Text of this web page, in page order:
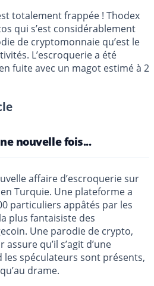
totalement frappée ! Thodex
qui s’est considérablement
de cryptomonnaie qu’est le
L’escroquerie a été
fuite avec un magot estimé à 2
nouvelle fois...
affaire d’escroquerie sur
Turquie. Une plateforme a
particuliers appâtés par les
plus fantaisiste des
Une parodie de crypto,
qu’il s’agit d’une
les spéculateurs sont présents,
drame.